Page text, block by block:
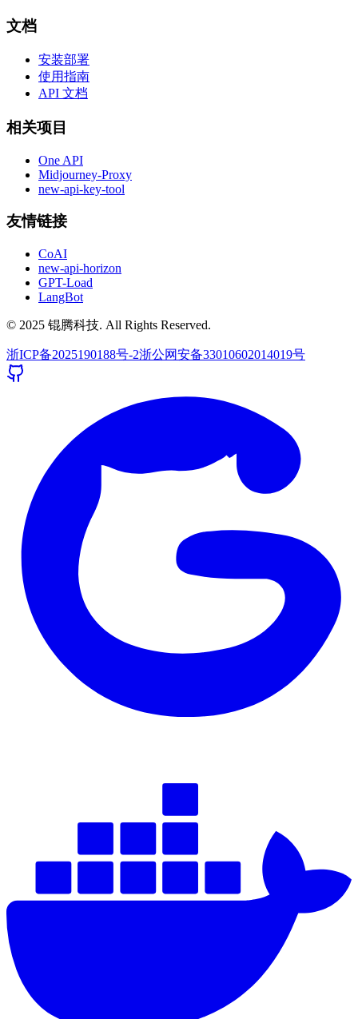
文档
安装部署
使用指南
API 文档
相关项目
One API
Midjourney-Proxy
new-api-key-tool
友情链接
CoAI
new-api-horizon
GPT-Load
LangBot
© 2025 锟腾科技. All Rights Reserved.
浙ICP备2025190188号-2浙公网安备33010602014019号